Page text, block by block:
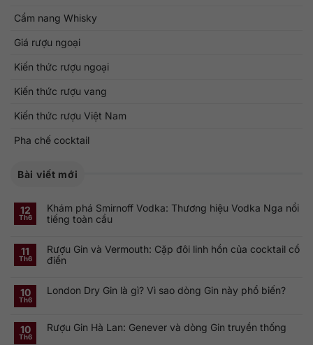
Cẩm nang Whisky
Giá rượu ngoại
Kiến thức rượu ngoại
Kiến thức rượu vang
Kiến thức rượu Việt Nam
Pha chế cocktail
Bài viết mới
12
Th6
Khám phá Smirnoff Vodka: Thương hiệu Vodka Nga nổi
tiếng toàn cầu
bình
luận
ở
Vodka:
Nga
nổi
11
Th6
Rượu Gin và Vermouth: Cặp đôi linh hồn của cocktail cổ
điển
bình
luận
và
Vermouth:
10
Th6
London Dry Gin là gì? Vì sao dòng Gin này phổ biến?
luận
ở
10
Th6
Rượu Gin Hà Lan: Genever và dòng Gin truyền thống